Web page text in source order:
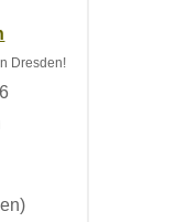
Dresden!